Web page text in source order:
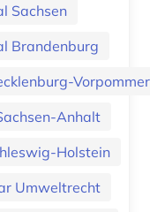
Sachsen
Brandenburg
Anhalt
Holstein
Umweltrecht